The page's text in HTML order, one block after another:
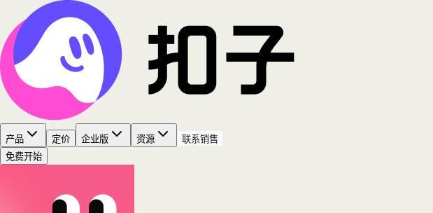
产品 定价 企业版 资源
联系销售
免费开始